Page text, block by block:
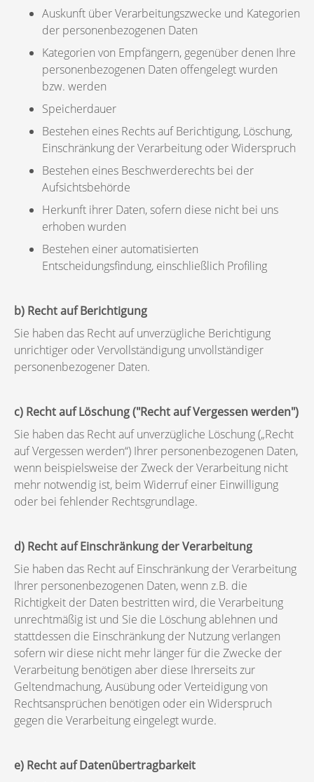
Auskunft über Verarbeitungszwecke und Kategorien
der personenbezogenen Daten
Kategorien von Empfängern, gegenüber denen Ihre
personenbezogenen Daten offengelegt wurden
bzw. werden
Speicherdauer
Bestehen eines Rechts auf Berichtigung, Löschung,
Einschränkung der Verarbeitung oder Widerspruch
Bestehen eines Beschwerderechts bei der
Aufsichtsbehörde
Herkunft ihrer Daten, sofern diese nicht bei uns
erhoben wurden
Bestehen einer automatisierten
Entscheidungsfindung, einschließlich Profiling
b) Recht auf Berichtigung
Sie haben das Recht auf unverzügliche Berichtigung
unrichtiger oder Vervollständigung unvollständiger
personenbezogener Daten.
c) Recht auf Löschung ("Recht auf Vergessen werden")
Sie haben das Recht auf unverzügliche Löschung („Recht
auf Vergessen werden“) Ihrer personenbezogenen Daten,
wenn beispielsweise der Zweck der Verarbeitung nicht
mehr notwendig ist, beim Widerruf einer Einwilligung
oder bei fehlender Rechtsgrundlage.
d) Recht auf Einschränkung der Verarbeitung
Sie haben das Recht auf Einschränkung der Verarbeitung
Ihrer personenbezogenen Daten, wenn z.B. die
Richtigkeit der Daten bestritten wird, die Verarbeitung
unrechtmäßig ist und Sie die Löschung ablehnen und
stattdessen die Einschränkung der Nutzung verlangen
sofern wir diese nicht mehr länger für die Zwecke der
Verarbeitung benötigen aber diese Ihrerseits zur
Geltendmachung, Ausübung oder Verteidigung von
Rechtsansprüchen benötigen oder ein Widerspruch
gegen die Verarbeitung eingelegt wurde.
e) Recht auf Datenübertragbarkeit